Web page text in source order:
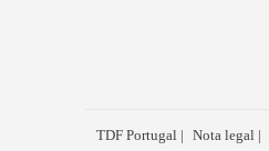
TDF Portugal Nota legal